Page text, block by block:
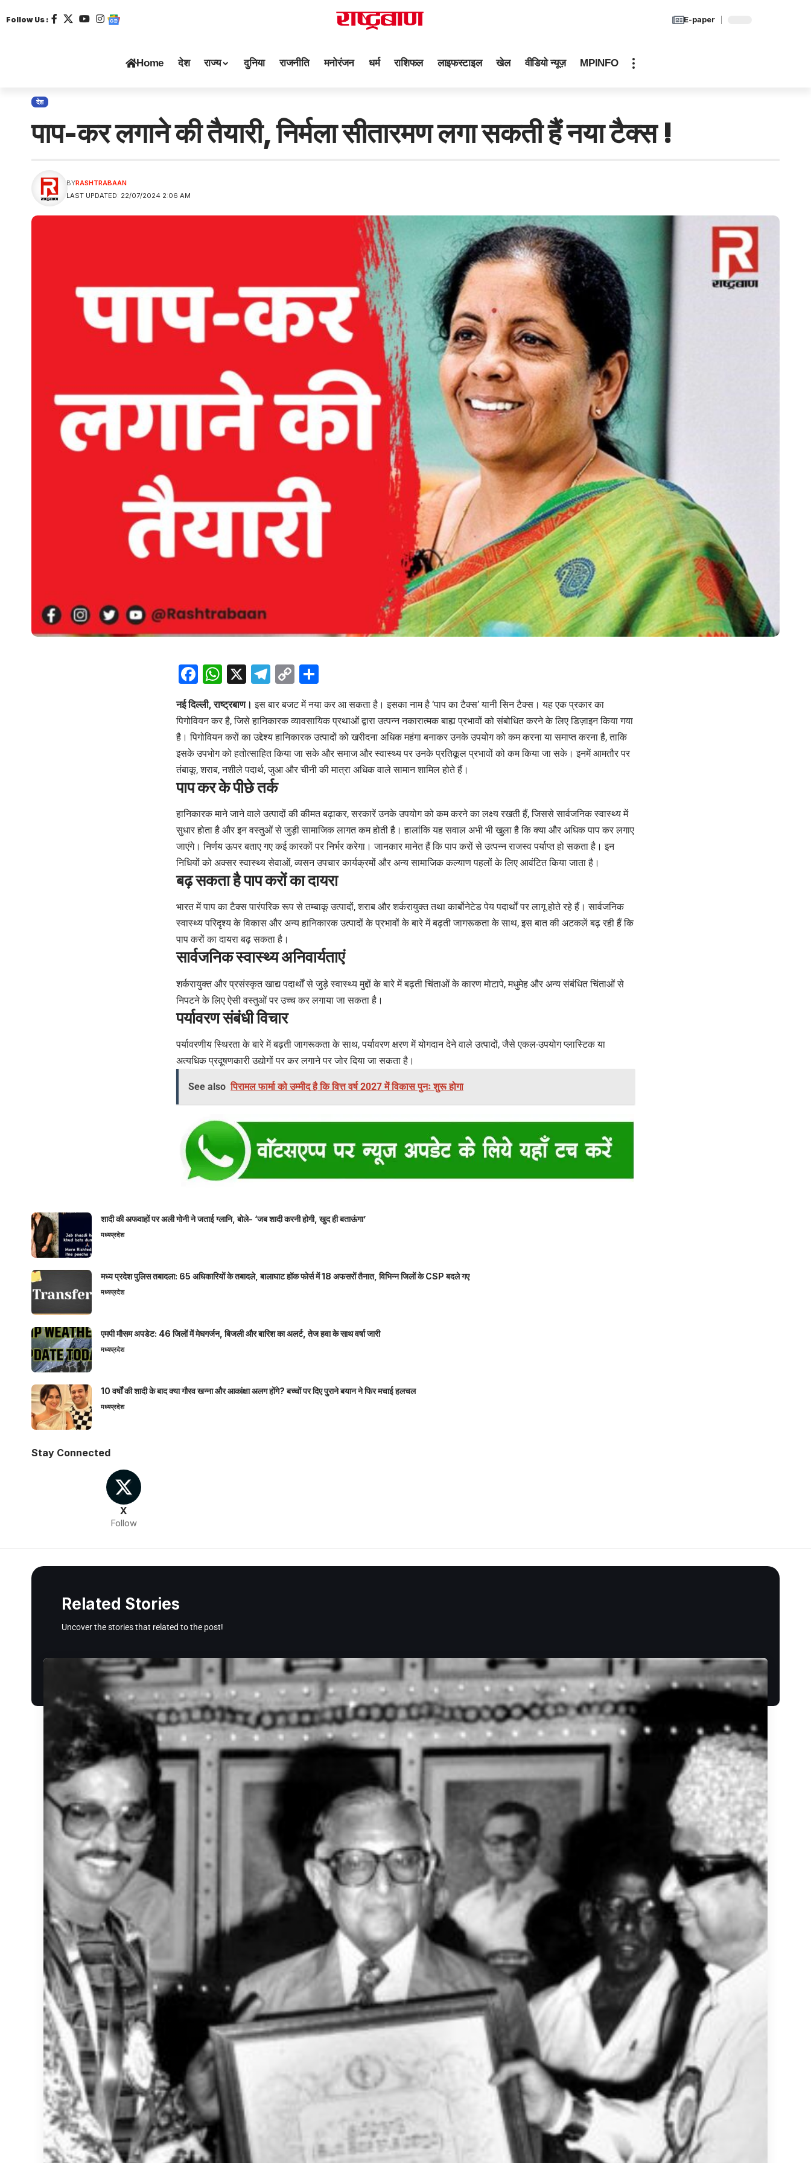
Follow Us : E-paper
Home देश राज्य दुनिया राजनीति मनोरंजन धर्म राशिफल लाइफस्टाइल खेल वीडियो न्यूज़ MPINFO
देश
पाप-कर लगाने की तैयारी, निर्मला सीतारमण लगा सकती हैं नया टैक्स !
LAST UPDATED: 22/07/2024 2:06 AM
BYRASHTRABAAN
Facebook
WhatsApp
X Telegram
Copy
Link
नई दिल्ली, राष्ट्रबाण। इस बार बजट में नया कर आ सकता है। इसका नाम है ‘पाप का टैक्स’ यानी सिन टैक्स। यह एक प्रकार का
पिगोवियन कर है, जिसे हानिकारक व्यावसायिक प्रथाओं द्वारा उत्पन्न नकारात्मक बाह्य प्रभावों को संबोधित करने के लिए डिज़ाइन किया गया
है। पिगोवियन करों का उद्देश्य हानिकारक उत्पादों को खरीदना अधिक महंगा बनाकर उनके उपयोग को कम करना या समाप्त करना है, ताकि
इसके उपभोग को हतोत्साहित किया जा सके और समाज और स्वास्थ्य पर उनके प्रतिकूल प्रभावों को कम किया जा सके। इनमें आमतौर पर
तंबाकू, शराब, नशीले पदार्थ, जुआ और चीनी की मात्रा अधिक वाले सामान शामिल होते हैं।
पाप कर के पीछे तर्क
हानिकारक माने जाने वाले उत्पादों की कीमत बढ़ाकर, सरकारें उनके उपयोग को कम करने का लक्ष्य रखती हैं, जिससे सार्वजनिक स्वास्थ्य में
सुधार होता है और इन वस्तुओं से जुड़ी सामाजिक लागत कम होती है। हालांकि यह सवाल अभी भी खुला है कि क्या और अधिक पाप कर लगाए
जाएंगे। निर्णय ऊपर बताए गए कई कारकों पर निर्भर करेगा। जानकार मानेत हैं कि पाप करों से उत्पन्न राजस्व पर्याप्त हो सकता है। इन
निधियों को अक्सर स्वास्थ्य सेवाओं, व्यसन उपचार कार्यक्रमों और अन्य सामाजिक कल्याण पहलों के लिए आवंटित किया जाता है।
बढ़ सकता है पाप करों का दायरा
भारत में पाप का टैक्स पारंपरिक रूप से तम्बाकू उत्पादों, शराब और शर्करायुक्त तथा कार्बोनेटेड पेय पदार्थों पर लागू होते रहे हैं। सार्वजनिक
स्वास्थ्य परिदृश्य के विकास और अन्य हानिकारक उत्पादों के प्रभावों के बारे में बढ़ती जागरूकता के साथ, इस बात की अटकलें बढ़ रही हैं कि
पाप करों का दायरा बढ़ सकता है।
सार्वजनिक स्वास्थ्य अनिवार्यताएं
शर्करायुक्त और प्रसंस्कृत खाद्य पदार्थों से जुड़े स्वास्थ्य मुद्दों के बारे में बढ़ती चिंताओं के कारण मोटापे, मधुमेह और अन्य संबंधित चिंताओं से
निपटने के लिए ऐसी वस्तुओं पर उच्च कर लगाया जा सकता है।
पर्यावरण संबंधी विचार
पर्यावरणीय स्थिरता के बारे में बढ़ती जागरूकता के साथ, पर्यावरण क्षरण में योगदान देने वाले उत्पादों, जैसे एकल-उपयोग प्लास्टिक या
अत्यधिक प्रदूषणकारी उद्योगों पर कर लगाने पर जोर दिया जा सकता है।
See also पिरामल फार्मा को उम्मीद है कि वित्त वर्ष 2027 में विकास पुनः शुरू होगा
शादी की अफवाहों पर अली गोनी ने जताई ग्लानि, बोले- ‘जब शादी करनी होगी, खुद ही बताऊंगा’
मध्यप्रदेश
मध्य प्रदेश पुलिस तबादला: 65 अधिकारियों के तबादले, बालाघाट हॉक फोर्स में 18 अफसरों तैनात, विभिन्न जिलों के CSP बदले गए
मध्यप्रदेश
एमपी मौसम अपडेट: 46 जिलों में मेघगर्जन, बिजली और बारिश का अलर्ट, तेज हवा के साथ वर्षा जारी
मध्यप्रदेश
10 वर्षों की शादी के बाद क्या गौरव खन्ना और आकांक्षा अलग होंगे? बच्चों पर दिए पुराने बयान ने फिर मचाई हलचल
मध्यप्रदेश
Stay Connected
X
Follow
Related Stories
Uncover the stories that related to the post!